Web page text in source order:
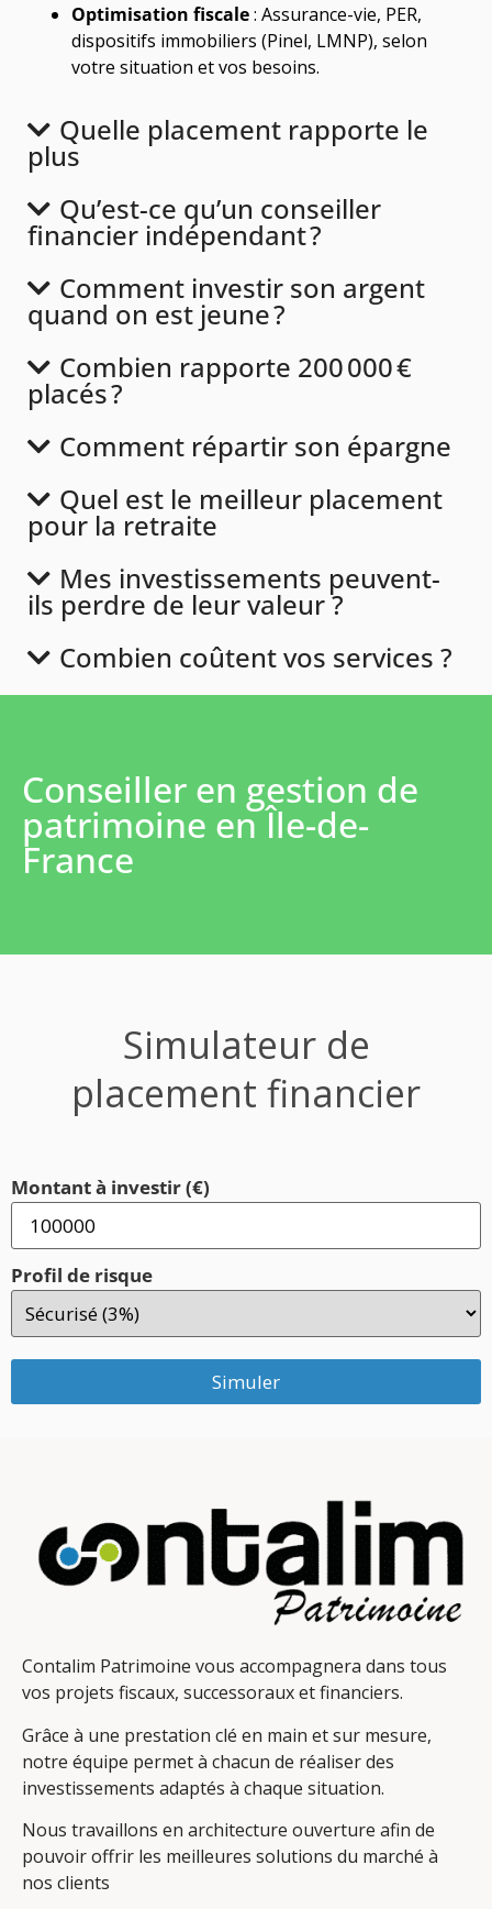
Optimisation fiscale: Assurance-vie, PER,
dispositifs immobiliers (Pinel, LMNP), selon
votre situation et vos besoins.
Quelle placement rapporte le
plus
Qu’est-ce qu’un conseiller
financier indépendant ?
Comment investir son argent
quand on est jeune ?
Combien rapporte 200 000 €
placés ?
Comment répartir son épargne
Quel est le meilleur placement
pour la retraite
Mes investissements peuvent-
ils perdre de leur valeur ?
Combien coûtent vos services ?
Conseiller en gestion de
patrimoine en Île-de-
France
Simulateur de
placement financier
Montant à investir (€)
Profil de risque
Simuler
Contalim Patrimoine vous accompagnera dans tous
vos projets fiscaux, successoraux et financiers.
Grâce à une prestation clé en main et sur mesure,
notre équipe permet à chacun de réaliser des
investissements adaptés à chaque situation.
Nous travaillons en architecture ouverture afin de
pouvoir offrir les meilleures solutions du marché à
nos clients